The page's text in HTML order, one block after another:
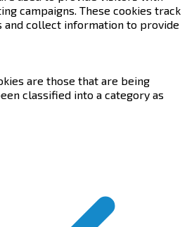
campaigns. These cookies track
collect information to provide
are those that are being
classified into a category as